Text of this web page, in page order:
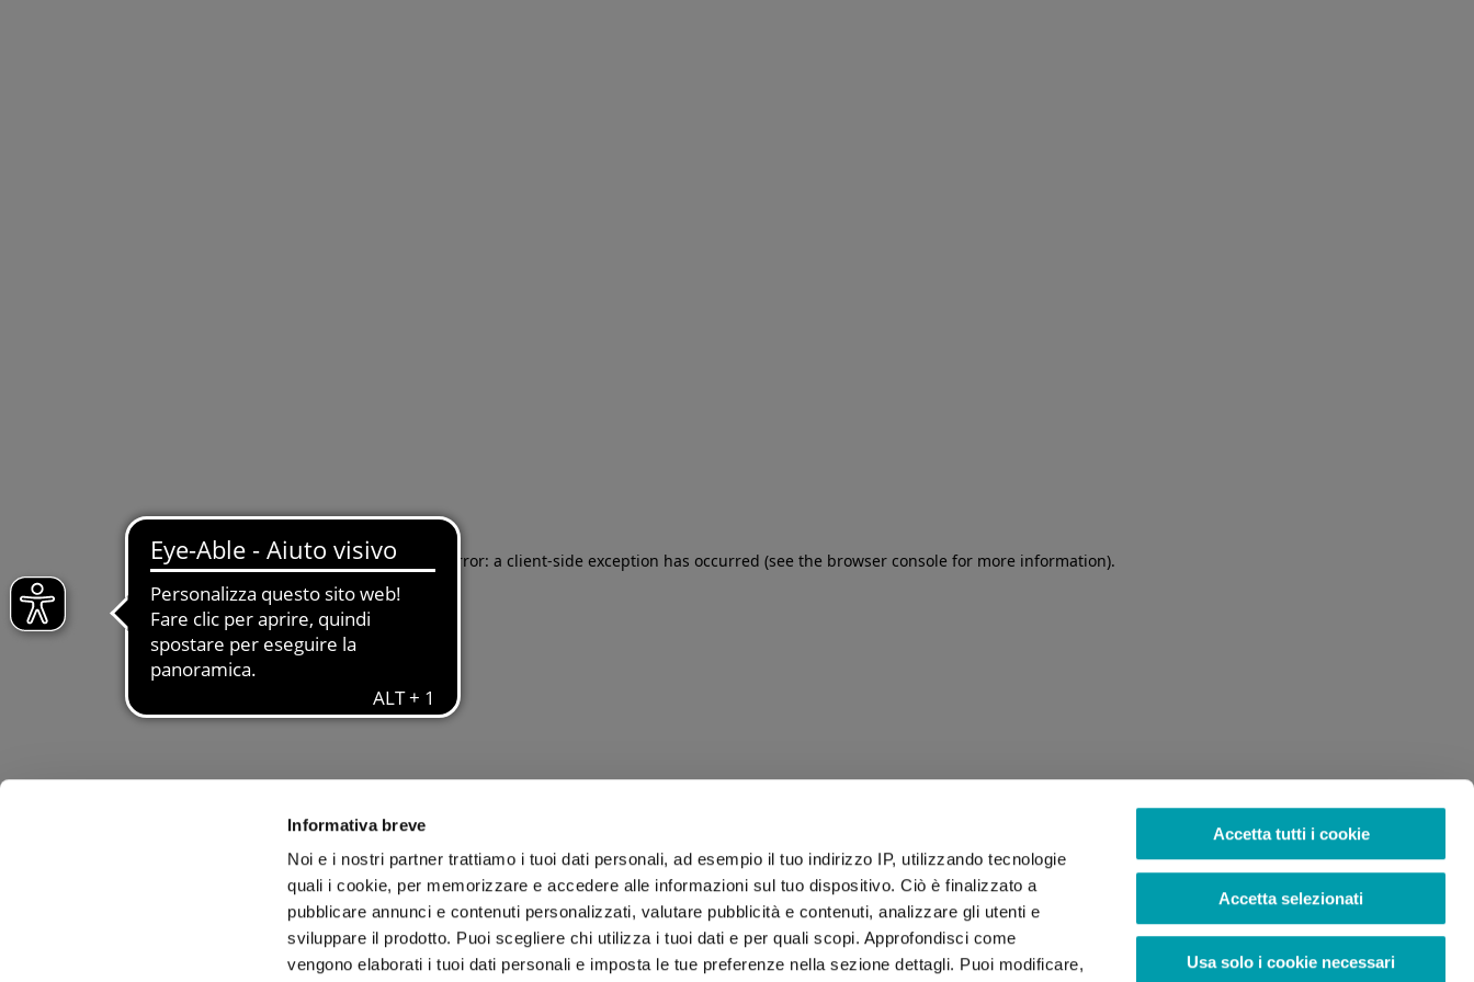
Informativa breve
Noi e i nostri partner trattiamo i tuoi dati personali, ad esempio il tuo indirizzo IP, utilizzando tecnologie
quali i cookie, per memorizzare e accedere alle informazioni sul tuo dispositivo. Ciò è finalizzato a
pubblicare annunci e contenuti personalizzati, valutare pubblicità e contenuti, analizzare gli utenti e
sviluppare il prodotto. Puoi scegliere chi utilizza i tuoi dati e per quali scopi. Approfondisci come
vengono elaborati i tuoi dati personali e imposta le tue preferenze nella sezione dettagli. Puoi modificare,
Accetta tutti i cookie
Accetta selezionati
Usa solo i cookie necessari
Application error: a client-side exception has occurred (see the browser console for more information).